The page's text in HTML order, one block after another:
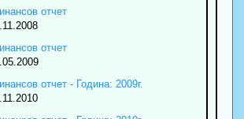
отчет
отчет
отчет - Година: 2009г.